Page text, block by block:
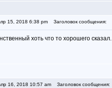
15, 2018 6:38 pm Заголовок сообщения:
хоть что то хорошего сказал.
16, 2018 10:57 am Заголовок сообщения: